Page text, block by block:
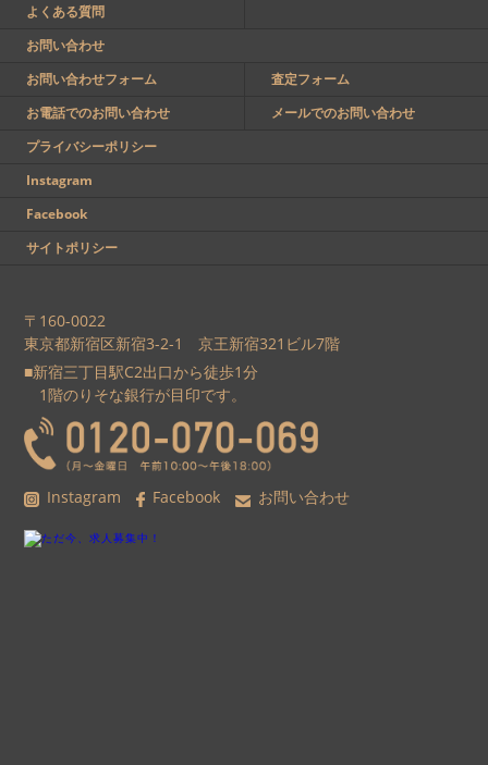
〒160-0022
東京都新宿区新宿3-2-1 京王新宿321ビル7階
■新宿三丁目駅C2出口から徒歩1分
1階のりそな銀行が目印です。
Instagram Facebook お問い合わせ
よくある質問
お問い合わせ
お問い合わせフォーム
査定フォーム
お電話でのお問い合わせ
メールでのお問い合わせ
プライバシーポリシー
Instagram
Facebook
サイトポリシー